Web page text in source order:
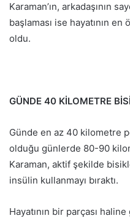
Karaman’ın, arkadaşının
başlaması ise hayatının
oldu.
GÜNDE 40 KİLOMETRE
Günde en az 40 kilometre
olduğu günlerde 80-90
Karaman, aktif şekilde
insülin kullanmayı bıraktı.
Hayatının bir parçası